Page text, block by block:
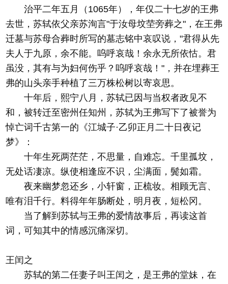
治平二年五月（1065年），年仅二十七岁的王弗
去世，苏轼依父亲苏洵言"于汝母坟茔旁葬之"，在王弗
迁墓与苏母合葬时所写的墓志铭中哀叹说，"君得从先
夫人于九原，余不能。呜呼哀哉！余永无所依怙。君
虽没，其有与为妇何伤乎？呜呼哀哉！"，并在埋葬王
弗的山头亲手种植了三万株松树以寄哀思。
十年后，熙宁八月，苏轼已因与当权者政见不
和，被转迁至密州任知州，苏轼为王弗写下了被誉为
悼亡词千古第一的《江城子·乙卯正月二十日夜记
梦》：
十年生死两茫茫，不思量，自难忘。千里孤坟，
无处话凄凉。纵使相逢应不识，尘满面，鬓如霜。
夜来幽梦忽还乡，小轩窗，正梳妆。相顾无言、
唯有泪千行。料得年年肠断处，明月夜，短松冈。
当了解到苏轼与王弗的爱情故事后，再读这首
词，可知其中的情感沉痛深切。
王闰之
苏轼的第二任妻子叫王闰之，是王弗的堂妹，在